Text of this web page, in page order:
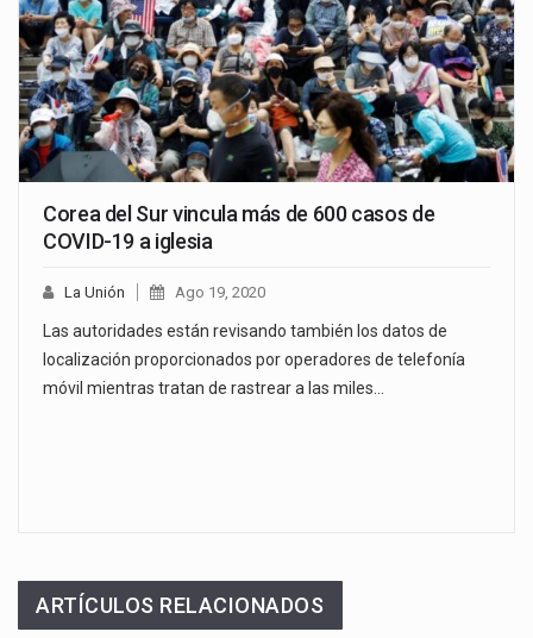
Corea del Sur vincula más de 600 casos de
COVID-19 a iglesia
La Unión Ago 19, 2020
Las autoridades están revisando también los datos de
localización proporcionados por operadores de telefonía
móvil mientras tratan de rastrear a las miles…
ARTÍCULOS RELACIONADOS